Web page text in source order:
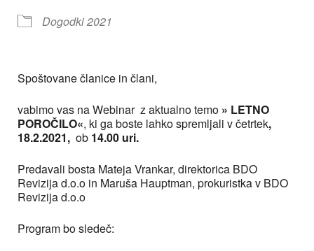
Dogodki 2021
Spoštovane članice in člani,
vabimo vas na Webinar z aktualno temo » LETNO
POROČILO«, ki ga boste lahko spremljali v četrtek,
18.2.2021, ob 14.00 uri.
Predavali bosta Mateja Vrankar, direktorica BDO
Revizija d.o.o in Maruša Hauptman, prokuristka v BDO
Revizija d.o.o
Program bo sledeč: